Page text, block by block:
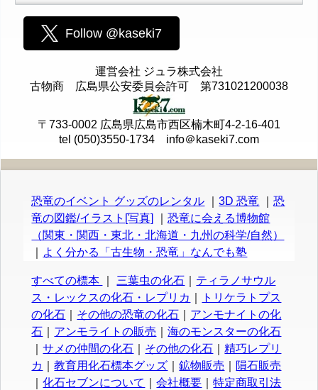
Follow @kaseki7
運営会社 ジュラ株式会社
古物商 広島県公安委員会許可 第731021200038
〒733-0002 広島県広島市西区楠木町4-2-16-401
tel (050)3550-1734 info＠kaseki7.com
恐竜のイベント グッズのレンタル ｜3D 恐竜 ｜恐
竜の図鑑/イラスト[写真]
｜恐竜に会える博物館
（関東・関西・東北・北海道・九州の科学/自然）
よく分かる「古生物・恐竜」なんでも塾
すべての標本 三葉虫の化石
ティラノサウル
ス・レックスの化石・レプリカ
トリケラトプス
の化石
その他の恐竜の化石
アンモナイトの化
石
アンモライトの販売 ｜海のモンスターの化石
｜サメの仲間の化石 その他の化石 ｜精巧レプリ
カ
｜教育用化石標本グッズ ｜鉱物販売
隕石販売
｜化石セブンについて ｜会社概要 ｜特定商取引法